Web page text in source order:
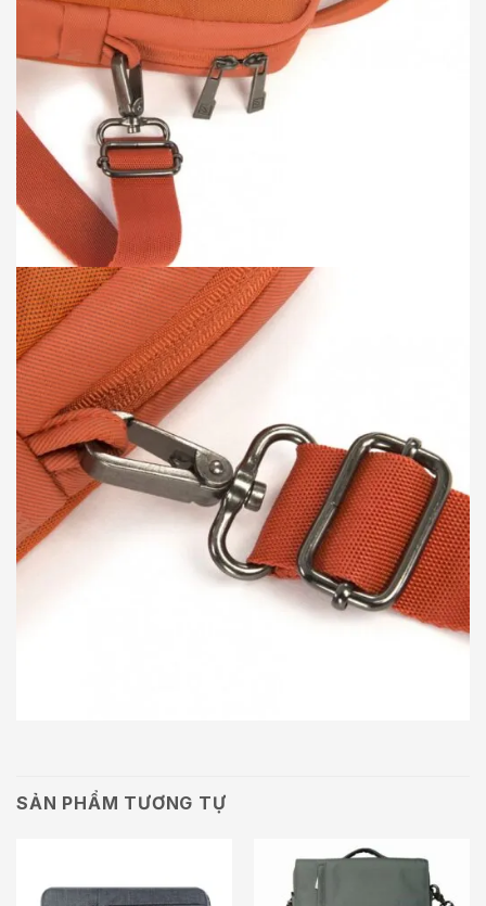
SẢN PHẨM TƯƠNG TỰ